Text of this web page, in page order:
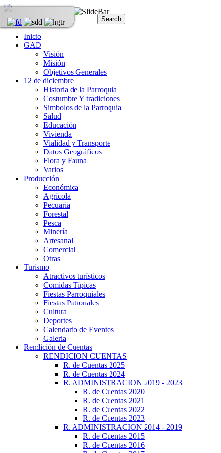
Inicio
GAD
Visión
Misión
Objetivos Generales
12 de diciembre
Historia de la Parroquia
Costumbre Y tradiciones
Simbolos de la Parroquia
Salud
Educación
Vivienda
Vialidad y Transporte
Datos Geográficos
Flora y Fauna
Varios
Producción
Económica
Agrícola
Pecuaria
Forestal
Pesca
Minería
Artesanal
Comercial
Otras
Turismo
Atractivos turísticos
Comidas Típicas
Fiestas Parroquiales
Fiestas Patronales
Cultura
Deportes
Calendario de Eventos
Galeria
Rendición de Cuentas
RENDICION CUENTAS
R. de Cuentas 2025
R. de Cuentas 2024
R. ADMINISTRACION 2019 - 2023
R. de Cuentas 2020
R. de Cuentas 2021
R. de Cuentas 2022
R. de Cuentas 2023
R. ADMINISTRACION 2014 - 2019
R. de Cuentas 2015
R. de Cuentas 2016